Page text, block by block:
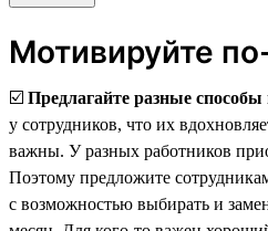
Мотивируйте
☑️ Предлагайте разные
у сотрудников, что их
важны. У разных работников
Поэтому предложите
с возможностью выбирать и